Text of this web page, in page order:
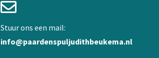
Stuur ons een mail:
info@paardenspuljudithbeukema.nl